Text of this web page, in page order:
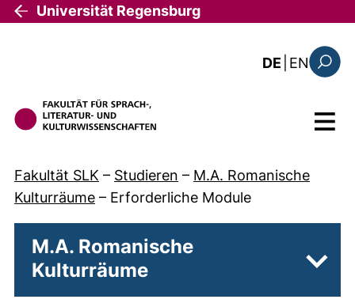
Direkt zum Inhalt
Universität Regensburg
DE EN: the
Menü
Fakultät SLK – Studieren – M.A. Romanische
Kulturräume – Erforderliche Module
M.A. Romanische
Kulturräume